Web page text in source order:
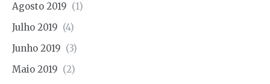
Agosto 2019 (1)
Julho 2019 (4)
Junho 2019 (3)
Maio 2019 (2)